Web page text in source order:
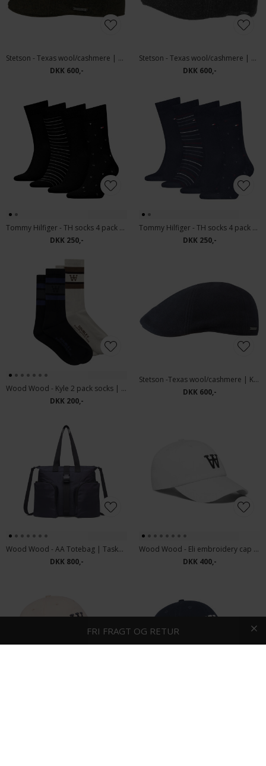
Stetson - Texas wool/cashmere | Kasket Moss Green
DKK 600,-
Stetson - Texas wool/cashmere | Kasket Anthrasite
DKK 600,-
Tommy Hilfiger - TH socks 4 pack | Strømper Black
DKK 250,-
Tommy Hilfiger - TH socks 4 pack | Strømper Navy
DKK 250,-
Wood Wood - Kyle 2 pack socks | Tennissokker Black Moon
DKK 200,-
Stetson -Texas wool/cashmere | Kasket Navy
DKK 600,-
Wood Wood - AA Totebag | Taske Licorice
DKK 800,-
Wood Wood - Eli embroidery cap | Kasket Bright White
DKK 400,-
FRI FRAGT OG RETUR
HURTIG LEVERING